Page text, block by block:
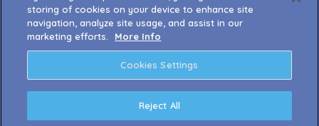
© 2023 Singularity 6 Corporation. Palia und alle mit
dem Spiel verbundenen Logos sind Marken,
storing of cookies on your device to enhance site
navigation, analyze site usage, and assist in our
marketing efforts.
More Info
Cookies Settings
Reject All